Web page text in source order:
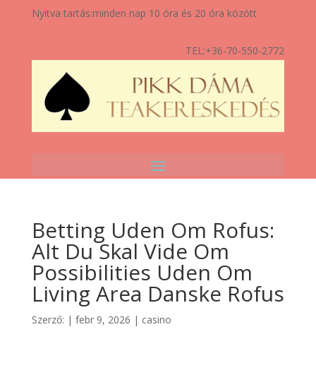
Nyitva tartás:minden nap 10 óra és 20 óra között
TEL:+36-70-550-2772
Betting Uden Om Rofus:
Alt Du Skal Vide Om
Possibilities Uden Om
Living Area Danske Rofus
Szerző: | febr 9, 2026 | casino